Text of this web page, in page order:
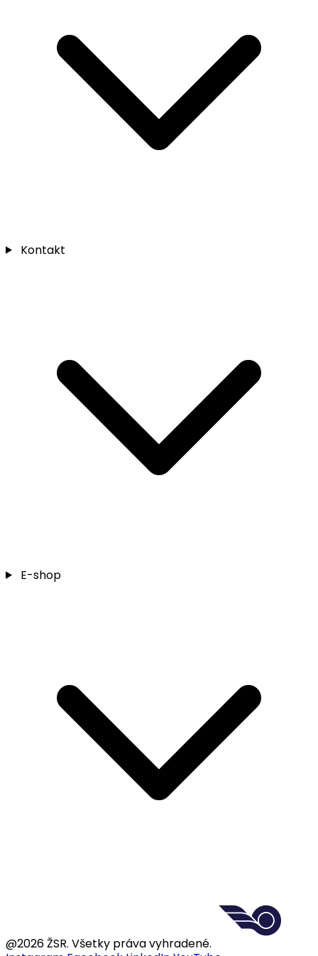
Kontakt
E-shop
@2026 ŽSR. Všetky práva vyhradené.